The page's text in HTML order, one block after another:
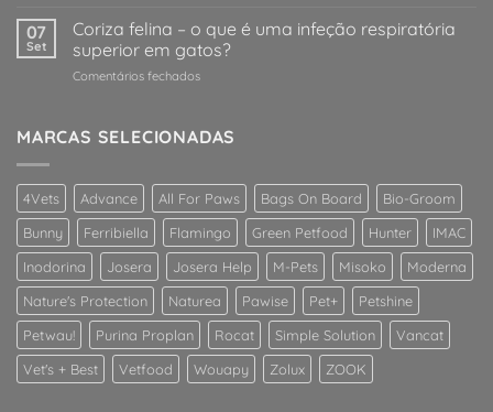
O
que
E
agora?
intolerâncias
alimentares
em
07
Set
Coriza felina – o que é uma infeção respiratória
superior em gatos?
Comentários fechadosem
–
é
uma
infeção
respiratória
superior
em
gatos?
MARCAS SELECIONADAS
4Vets Advance All For Paws Bags On Board
Bio-Groom
Bunny
Ferribiella Flamingo Green Petfood Hunter
IMAC
Inodorina
Josera Josera Help M-Pets Misoko
Moderna
Nature's Protection
Naturea Pawise Pet+
Petshine
Petwau!
Purina Proplan Rocat Simple Solution
Vancat
Vet's + Best
Vetfood Wouapy Zolux ZOOK